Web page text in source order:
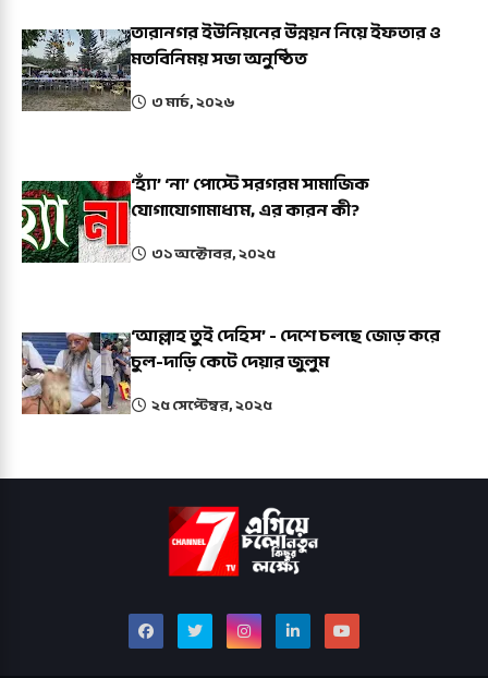
তারানগর ইউনিয়নের উন্নয়ন নিয়ে ইফতার ও
মতবিনিময় সভা অনুষ্ঠিত
৩ মার্চ, ২০২৬
‘হ্যাঁ’ ‘না’ পোস্টে সরগরম সামাজিক
যোগাযোগামাধ্যম, এর কারন কী?
৩১ অক্টোবর, ২০২৫
‘আল্লাহ তুই দেহিস’ - দেশে চলছে জোড় করে
চুল-দাড়ি কেটে দেয়ার জুলুম
২৫ সেপ্টেম্বর, ২০২৫